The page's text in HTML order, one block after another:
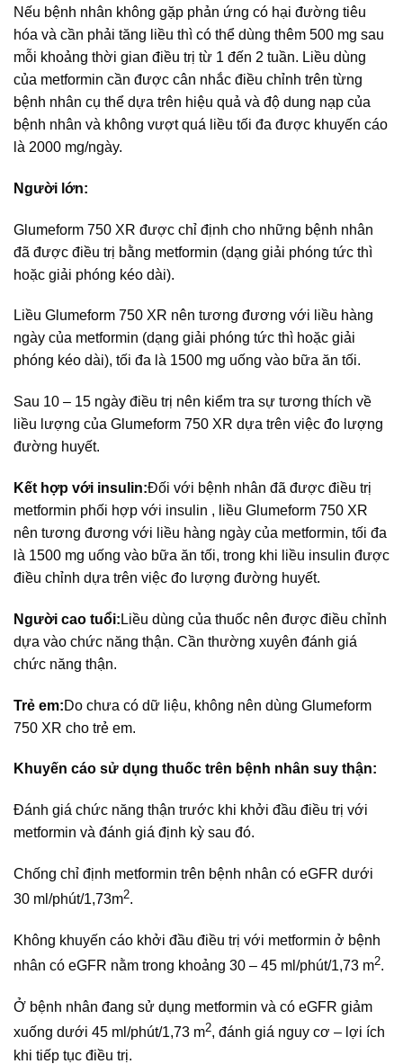
Nếu bệnh nhân không gặp phản ứng có hại đường tiêu
hóa và cần phải tăng liều thì có thể dùng thêm 500 mg sau
mỗi khoảng thời gian điều trị từ 1 đến 2 tuần. Liều dùng
của metformin cần được cân nhắc điều chỉnh trên từng
bệnh nhân cụ thể dựa trên hiệu quả và độ dung nạp của
bệnh nhân và không vượt quá liều tối đa được khuyến cáo
là 2000 mg/ngày.
Người lớn:
Glumeform 750 XR được chỉ định cho những bệnh nhân
đã được điều trị bằng metformin (dạng giải phóng tức thì
hoặc giải phóng kéo dài).
Liều Glumeform 750 XR nên tương đương với liều hàng
ngày của metformin (dạng giải phóng tức thì hoặc giải
phóng kéo dài), tối đa là 1500 mg uống vào bữa ăn tối.
Sau 10 – 15 ngày điều trị nên kiểm tra sự tương thích về
liều lượng của Glumeform 750 XR dựa trên việc đo lượng
đường huyết.
Kết hợp với insulin:Đối với bệnh nhân đã được điều trị
metformin phối hợp với insulin , liều Glumeform 750 XR
nên tương đương với liều hàng ngày của metformin, tối đa
là 1500 mg uống vào bữa ăn tối, trong khi liều insulin được
điều chỉnh dựa trên việc đo lượng đường huyết.
Người cao tuổi: Liều dùng của thuốc nên được điều chỉnh
dựa vào chức năng thận. Cần thường xuyên đánh giá
chức năng thận.
Trẻ em:Do chưa có dữ liệu, không nên dùng Glumeform
750 XR cho trẻ em.
Khuyến cáo sử dụng thuốc trên bệnh nhân suy thận:
Đánh giá chức năng thận trước khi khởi đầu điều trị với
metformin và đánh giá định kỳ sau đó.
Chống chỉ định metformin trên bệnh nhân có eGFR dưới
30 ml/phút/1,73m2.
Không khuyến cáo khởi đầu điều trị với metformin ở bệnh
nhân có eGFR nằm trong khoảng 30 – 45 ml/phút/1,73 m2.
Ở bệnh nhân đang sử dụng metformin và có eGFR giảm
xuống dưới 45 ml/phút/1,73 m2, đánh giá nguy cơ – lợi ích
khi tiếp tục điều trị.